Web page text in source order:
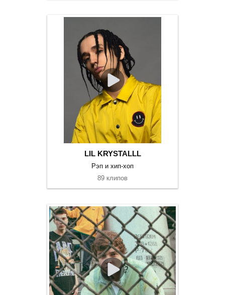
LIL KRYSTALLL
Рэп и хип-хоп
89 клипов